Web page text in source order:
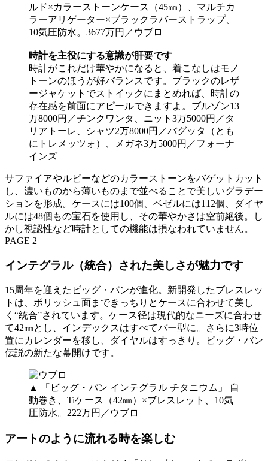
ルド×カラーストーンケース（45㎜）、マルチカ
ラーアリゲーター×ブラックラバーストラップ、
10気圧防水。3677万円／ウブロ
時計を主役にする意識が肝要です
時計がこれだけ華やかになると、着こなしはモノ
トーンのほうが好バランスです。ブラックのレザ
ージャケットでストイックにまとめれば、時計の
存在感を前面にアピールできますよ。ブルゾン13
万8000円／チンクワンタ、ニット3万5000円／タ
リアトーレ、シャツ2万8000円／バグッタ（とも
にトレメッツォ）、メガネ3万5000円／フォーナ
インズ
サファイアやルビーなどのカラーストーンをバゲットカット
し、濃いものから薄いものまで並べることで美しいグラデー
ションを形成。ケースには100個、ベゼルには112個、ダイヤ
ルには48個もの宝石を使用し、その華やかさは空前絶後。し
かし視認性など時計としての機能は損なわれていません。
PAGE 2
インテグラル（統合）された美しさが魅力です
15周年を迎えたビッグ・バンが進化。新開発したブレスレッ
トは、ポリッシュ面まできっちりとケースに合わせて美し
く“統合”されています。ケース径は現代的なニーズに合わせ
て42㎜とし、インデックスはすべてバー型に。さらに3時位
置にカレンダーを移し、ダイヤルはすっきり。ビッグ・バン
伝説の新たな幕開けです。
▲ 「ビッグ・バン インテグラル チタニウム」 自
動巻き、Tiケース（42㎜）×ブレスレット、10気
圧防水。222万円／ウブロ
アートのように流れる時を楽しむ